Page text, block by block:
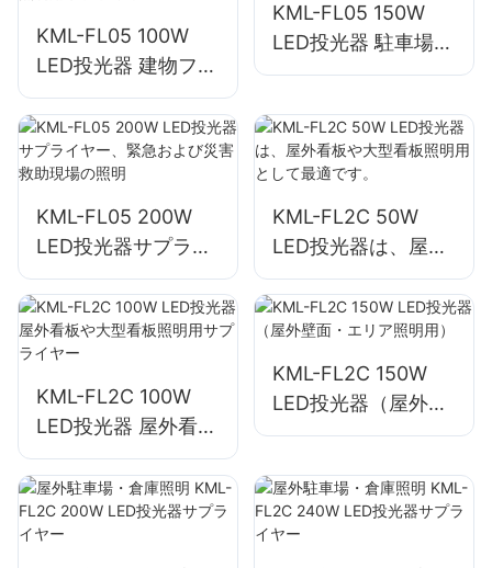
KML-FL05 100W
LED投光器 建物ファ
サードおよび建設現
場照明用サプライヤ
ー
KML-FL05 150W
LED投光器 駐車場・
倉庫照明用
KML-FL05 200W
LED投光器サプライ
ヤー、緊急および災
害救助現場の照明
KML-FL2C 50W
LED投光器は、屋外
看板や大型看板照明
用として最適です。
KML-FL2C 100W
LED投光器 屋外看板
や大型看板照明用サ
プライヤー
KML-FL2C 150W
LED投光器（屋外壁
面・エリア照明用）